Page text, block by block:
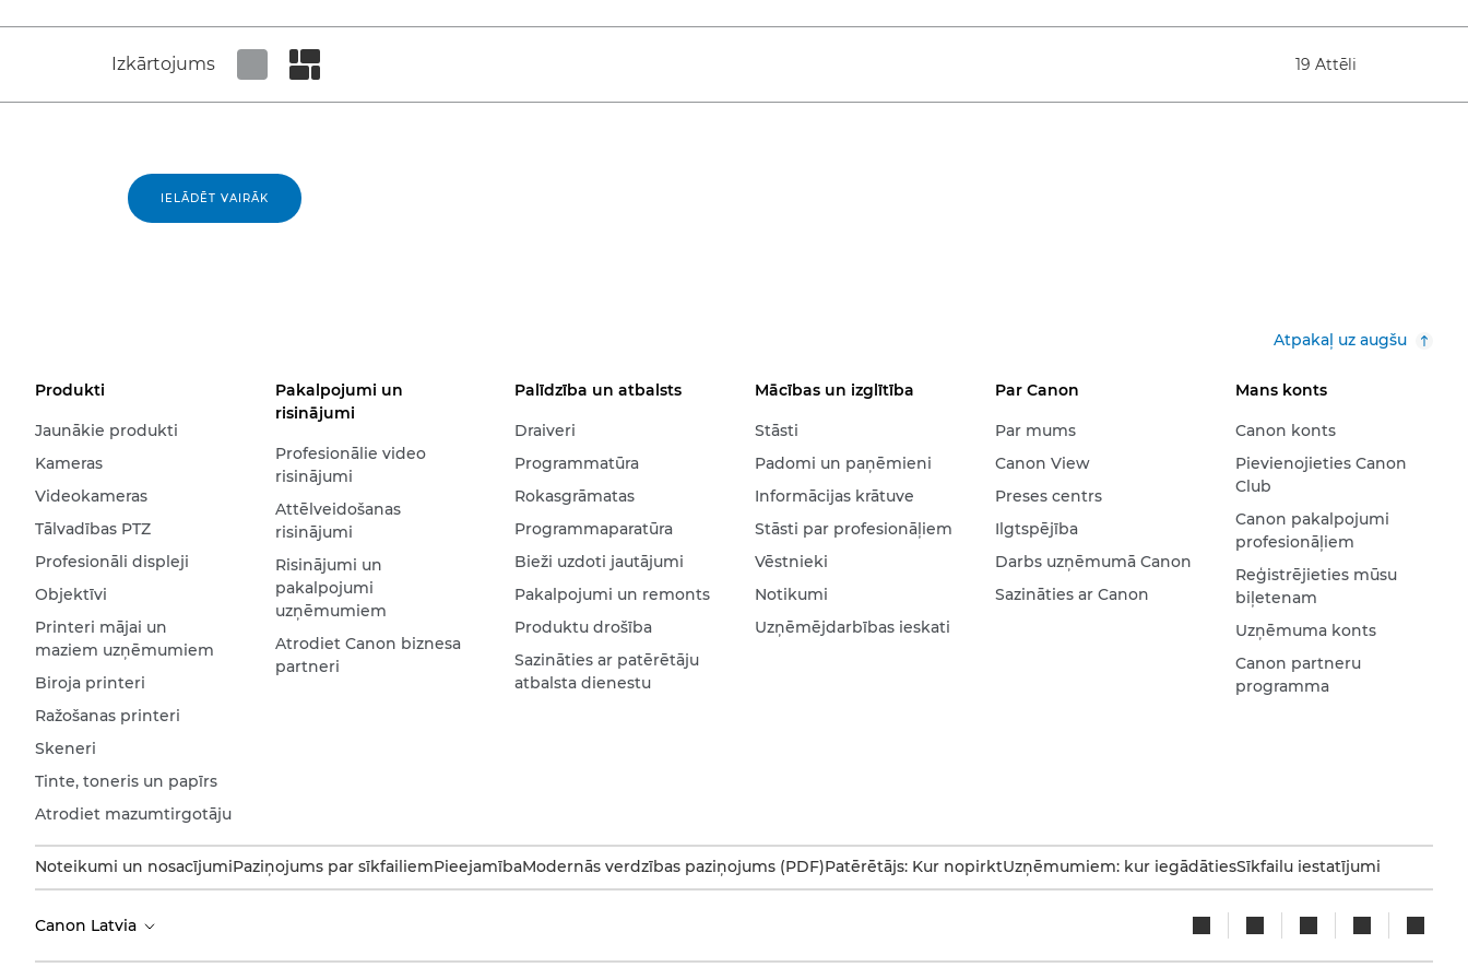
Izkārtojums 19 Attēli
IELĀDĒT VAIRĀK
Atpakaļ uz augšu
Produkti
Jaunākie produkti
Kameras
Videokameras
Tālvadības PTZ
Profesionāli displeji
Objektīvi
Printeri mājai un
maziem uzņēmumiem
Biroja printeri
Ražošanas printeri
Skeneri
Tinte, toneris un papīrs
Atrodiet mazumtirgotāju
Pakalpojumi un
risinājumi
Profesionālie video
risinājumi
Attēlveidošanas
risinājumi
Risinājumi un
pakalpojumi
uzņēmumiem
Atrodiet Canon biznesa
partneri
Palīdzība un atbalsts
Draiveri
Programmatūra
Rokasgrāmatas
Programmaparatūra
Bieži uzdoti jautājumi
Pakalpojumi un remonts
Produktu drošība
Sazināties ar patērētāju
atbalsta dienestu
Mācības un izglītība
Stāsti
Padomi un paņēmieni
Informācijas krātuve
Stāsti par profesionāļiem
Vēstnieki
Notikumi
Uzņēmējdarbības ieskati
Par Canon
Par mums
Canon View
Preses centrs
Ilgtspējība
Darbs uzņēmumā Canon
Sazināties ar Canon
Mans konts
Canon konts
Pievienojieties Canon
Club
Canon pakalpojumi
profesionāļiem
Reģistrējieties mūsu
biļetenam
Uzņēmuma konts
Canon partneru
programma
Noteikumi un nosacījumiPaziņojums par sīkfailiemPieejamībaModernās verdzības paziņojums (PDF)Patērētājs: Kur nopirktUzņēmumiem: kur iegādātiesSīkfailu iestatījumi
Canon Latvia